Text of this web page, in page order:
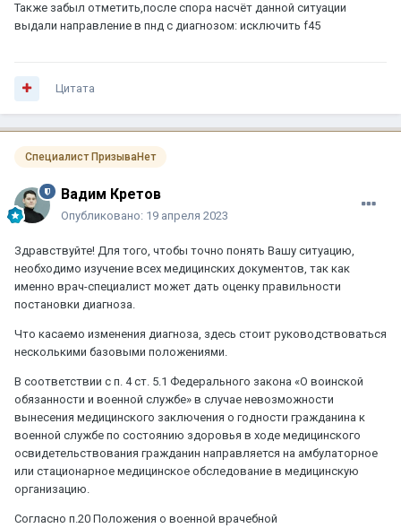
Также забыл отметить,после спора насчёт данной ситуации
выдали направление в пнд с диагнозом: исключить f45
Цитата
Специалист ПризываНет
Вадим Кретов
Опубликовано: 19 апреля 2023
Здравствуйте! Для того, чтобы точно понять Вашу ситуацию,
необходимо изучение всех медицинских документов, так как
именно врач-специалист может дать оценку правильности
постановки диагноза.
Что касаемо изменения диагноза, здесь стоит руководствоваться
несколькими базовыми положениями.
В соответствии с п. 4 ст. 5.1 Федерального закона «О воинской
обязанности и военной службе» в случае невозможности
вынесения медицинского заключения о годности гражданина к
военной службе по состоянию здоровья в ходе медицинского
освидетельствования гражданин направляется на амбулаторное
или стационарное медицинское обследование в медицинскую
организацию.
Согласно п.20 Положения о военной врачебной